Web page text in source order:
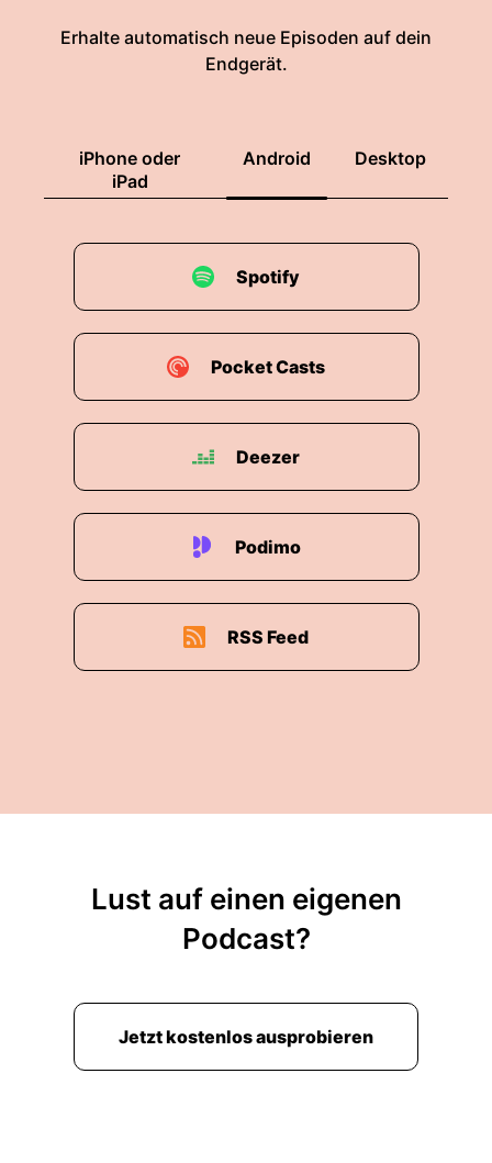
Erhalte automatisch neue Episoden auf dein
Endgerät.
iPhone oder
iPad
Android Desktop
Spotify
Pocket Casts
Deezer
Podimo
RSS Feed
Lust auf einen eigenen
Podcast?
Jetzt kostenlos ausprobieren